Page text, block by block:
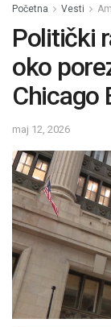
Početna Vesti
Politički
oko
Chicago
maj 12, 2026